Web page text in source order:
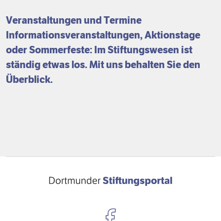
Förderpreis
Rückblick auf Stiftungstage
Finanzierung
Zustiften und Spenden
Freiwillige
Veranstaltungen und Termine
Informationsveranstaltungen, Aktionstage
oder Sommerfeste: Im Stiftungswesen ist
ständig etwas los. Mit uns behalten Sie den
Überblick.